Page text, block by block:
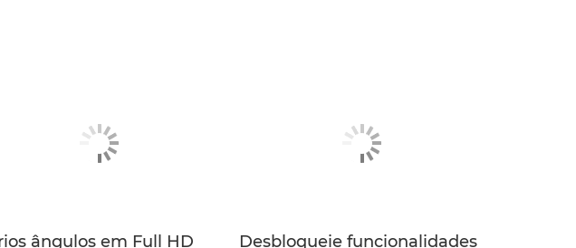
ângulos em Full HD
Desbloqueie funcionalidades